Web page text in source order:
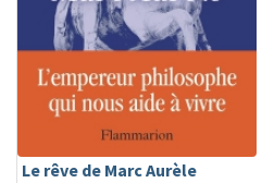
Le rêve de Marc Aurèle